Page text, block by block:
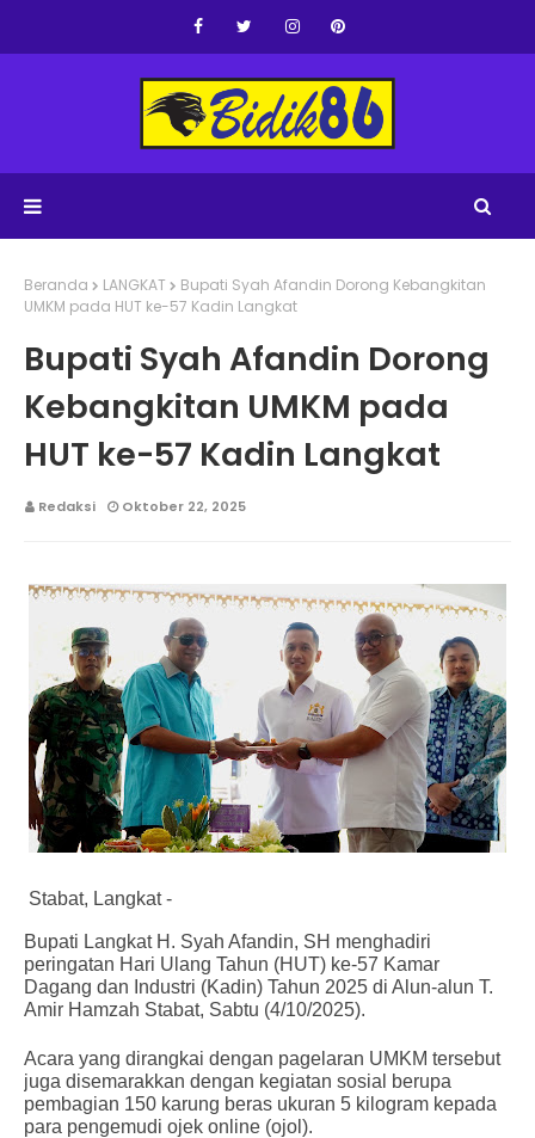
Beranda LANGKAT
Bupati Syah Afandin Dorong Kebangkitan
UMKM pada HUT ke-57 Kadin Langkat
Bupati Syah Afandin Dorong
Kebangkitan UMKM pada
HUT ke-57 Kadin Langkat
Redaksi Oktober 22, 2025
Stabat, Langkat -
Bupati Langkat H. Syah Afandin, SH menghadiri
peringatan Hari Ulang Tahun (HUT) ke-57 Kamar
Dagang dan Industri (Kadin) Tahun 2025 di Alun-alun T.
Amir Hamzah Stabat, Sabtu (4/10/2025).
Acara yang dirangkai dengan pagelaran UMKM tersebut
juga disemarakkan dengan kegiatan sosial berupa
pembagian 150 karung beras ukuran 5 kilogram kepada
para pengemudi ojek online (ojol).